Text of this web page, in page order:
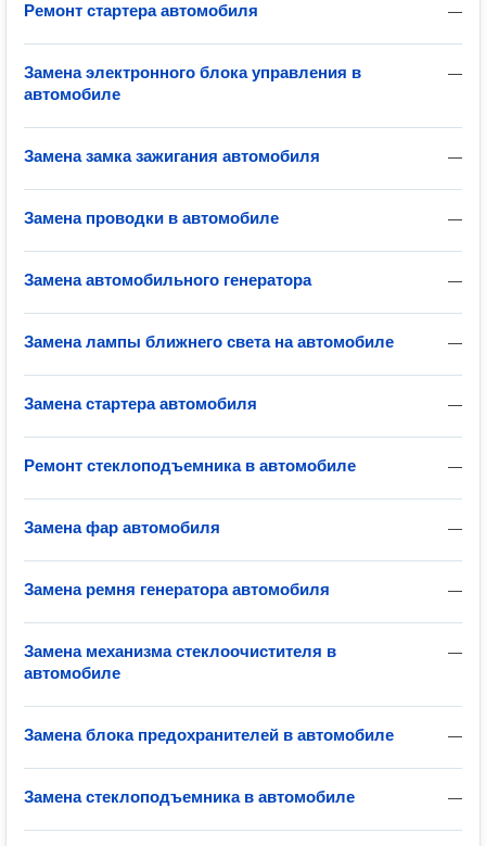
—
Ремонт стартера автомобиля
—
Замена электронного блока управления в
автомобиле
—
Замена замка зажигания автомобиля
—
Замена проводки в автомобиле
—
Замена автомобильного генератора
—
Замена лампы ближнего света на автомобиле
—
Замена стартера автомобиля
—
Ремонт стеклоподъемника в автомобиле
—
Замена фар автомобиля
—
Замена ремня генератора автомобиля
—
Замена механизма стеклоочистителя в
автомобиле
—
Замена блока предохранителей в автомобиле
—
Замена стеклоподъемника в автомобиле